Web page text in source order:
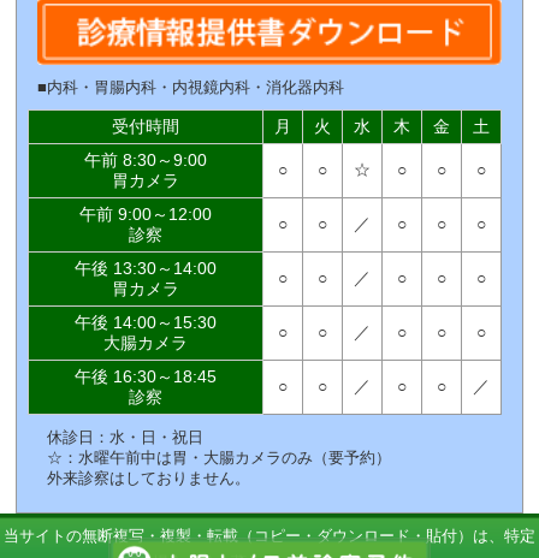
■内科・胃腸内科・内視鏡内科・消化器内科
受付時間 月 火 水 木 金
土
午前 8:30～9:00
胃カメラ
○ ○ ☆ ○ ○ ○
午前 9:00～12:00
診察
○ ○ ／ ○ ○ ○
午後 13:30～14:00
胃カメラ
○ ○ ／ ○ ○ ○
午後 14:00～15:30
大腸カメラ
○ ○ ／ ○ ○ ○
午後 16:30～18:45
診察
○ ○ ／ ○ ○ ／
休診日：水・日・祝日
☆：水曜午前中は胃・大腸カメラのみ（要予約）
外来診察はしておりません。
当サイトの無断複写・複製・転載（コピー・ダウンロード・貼付）は、特定